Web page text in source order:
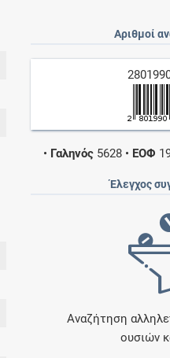
Αριθμοί
• Γαληνός 5628 • ΕΟΦ
Έλεγχος
Αναζήτηση
ουσιών